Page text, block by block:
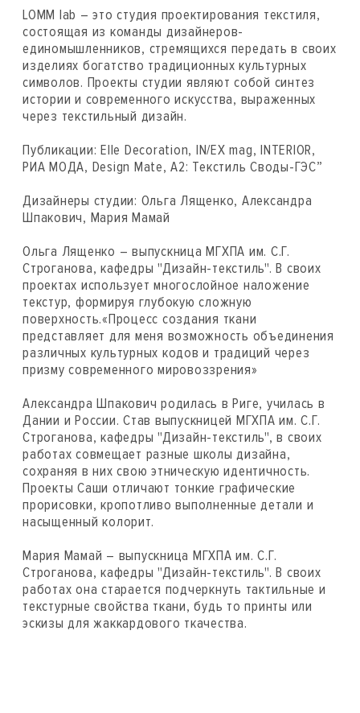
LOMM lab – это студия проектирования текстиля,
состоящая из команды дизайнеров-
единомышленников, стремящихся передать в своих
изделиях богатство традиционных культурных
символов. Проекты студии являют собой синтез
истории и современного искусства, выраженных
через текстильный дизайн.
Публикации: Elle Decoration, IN/EX mag, INTERIOR,
РИА МОДА, Design Mate, A2: Текстиль Своды-ГЭС”
Дизайнеры студии: Ольга Лященко, Александра
Шпакович, Мария Мамай
Ольга Лященко – выпускница МГХПА им. С.Г.
Строганова, кафедры "Дизайн-текстиль". В своих
проектах использует многослойное наложение
текстур, формируя глубокую сложную
поверхность.«Процесс создания ткани
представляет для меня возможность объединения
различных культурных кодов и традиций через
призму современного мировоззрения»
Александра Шпакович родилась в Риге, училась в
Дании и России. Став выпускницей МГХПА им. С.Г.
Строганова, кафедры "Дизайн-текстиль", в своих
работах совмещает разные школы дизайна,
сохраняя в них свою этническую идентичность.
Проекты Саши отличают тонкие графические
прорисовки, кропотливо выполненные детали и
насыщенный колорит.
Мария Мамай – выпускница МГХПА им. С.Г.
Строганова, кафедры "Дизайн-текстиль". В своих
работах она старается подчеркнуть тактильные и
текстурные свойства ткани, будь то принты или
эскизы для жаккардового ткачества.